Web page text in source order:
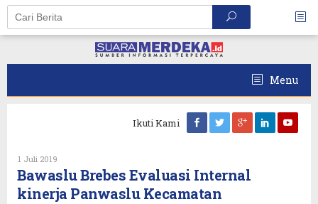
Skip
content
Menu
Ikuti Kami
1 Juli 2019
REDAKSI
Bawaslu Brebes Evaluasi Internal
kinerja Panwaslu Kecamatan